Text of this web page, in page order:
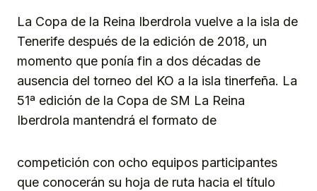
La Copa de la Reina Iberdrola vuelve a la isla de
Tenerife después de la edición de 2018, un
momento que ponía fin a dos décadas de
ausencia del torneo del KO a la isla tinerfeña. La
51ª edición de la Copa de SM La Reina
Iberdrola mantendrá el formato de
competición con ocho equipos participantes
que conocerán su hoja de ruta hacia el título